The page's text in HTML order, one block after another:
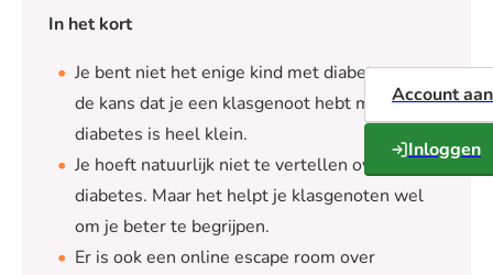
Account
Inloggen
In het kort
Je bent niet het enige kind met diabetes, maar
de kans dat je een klasgenoot hebt met
diabetes is heel klein.
Je hoeft natuurlijk niet te vertellen over je
diabetes. Maar het helpt je klasgenoten wel
om je beter te begrijpen.
Er is ook een online escape room over